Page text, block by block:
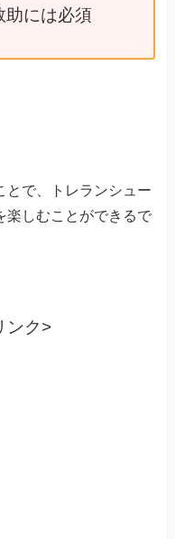
助には必須
とで、トレランシュー
楽しむことができるで
ンク>